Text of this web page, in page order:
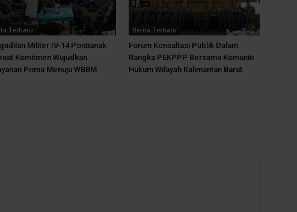
Terbaru
Militer IV-14 Pontianak
Komitmen Wujudkan
Prima Menuju WBBM
Berita Terbaru
Forum Konsultasi Publik Dalam
Rangka PEKPPP Bersama Komuniti
Hukum Wilayah Kalimantan Barat